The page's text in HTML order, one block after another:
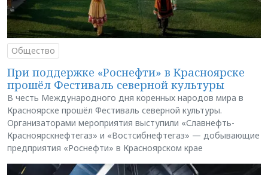
Общество
При поддержке «Роснефти» в Красноярске
прошёл Фестиваль северной культуры
В честь Международного дня коренных народов мира в
Красноярске прошёл Фестиваль северной культуры.
Организаторами мероприятия выступили «Славнефть-
Красноярскнефтегаз» и «Востсибнефтегаз» — добывающие
предприятия «Роснефти» в Красноярском крае